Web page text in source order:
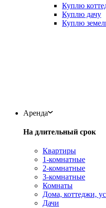
Куплю
Куплю дачу
Куплю
Аренда
На длительный срок
Квартиры
1-комнатные
2-комнатные
3-комнатные
Комнаты
Дома, коттеджи,
Дачи